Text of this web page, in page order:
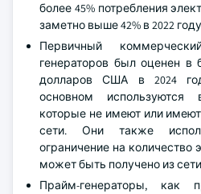
более 45% потребления
заметно выше 42% в 2022
Первичный
генераторов был оценен
долларов США в 2024
основном
которые не имеют или
сети. Они также
ограничение на количество
может быть получено из
Прайм-генераторы, как